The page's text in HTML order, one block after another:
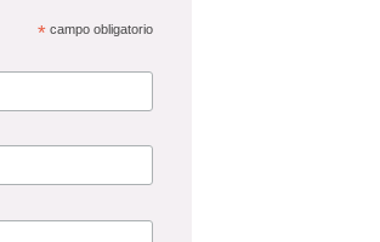
*campo obligatorio